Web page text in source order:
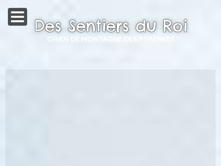
Des Sentiers du Roi
CHIEN DE MONTAGNE DES PYRENEES